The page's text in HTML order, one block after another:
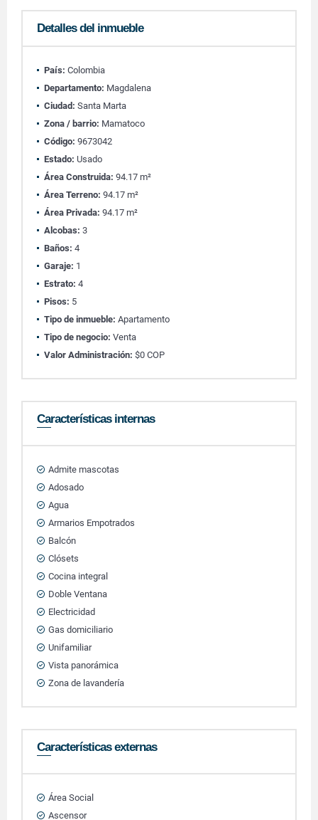
Detalles del inmueble
País: Colombia
Departamento: Magdalena
Ciudad: Santa Marta
Zona / barrio: Mamatoco
Código: 9673042
Estado: Usado
Área Construida: 94.17 m²
Área Terreno: 94.17 m²
Área Privada: 94.17 m²
Alcobas: 3
Baños: 4
Garaje: 1
Estrato: 4
Pisos: 5
Tipo de inmueble: Apartamento
Tipo de negocio: Venta
Valor Administración: $0 COP
Características internas
Admite mascotas
Adosado
Agua
Armarios Empotrados
Balcón
Clósets
Cocina integral
Doble Ventana
Electricidad
Gas domiciliario
Unifamiliar
Vista panorámica
Zona de lavandería
Características externas
Área Social
Ascensor